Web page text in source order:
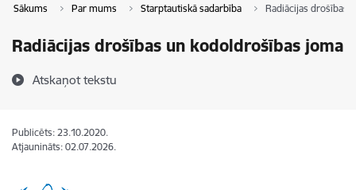
Sākums Par mums Starptautiskā sadarbība Radiācijas drošības
Radiācijas drošības un kodoldrošības joma
Atskaņot tekstu
Publicēts: 23.10.2020.
Atjaunināts: 02.07.2026.